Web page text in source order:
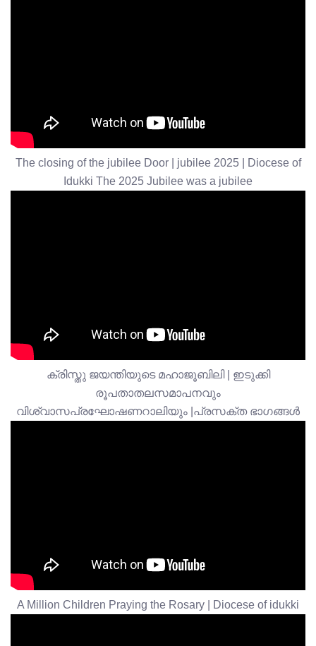
The closing of the jubilee Door | jubilee 2025 | Diocese of
Idukki The 2025 Jubilee was a jubilee
ക്രിസ്തു ജയന്തിയുടെ മഹാജൂബിലി | ഇടുക്കി
രൂപതാതലസമാപനവും
വിശ്വാസപ്രഘോഷണറാലിയും |പ്രസക്ത ഭാഗങ്ങൾ
A Million Children Praying the Rosary | Diocese of idukki